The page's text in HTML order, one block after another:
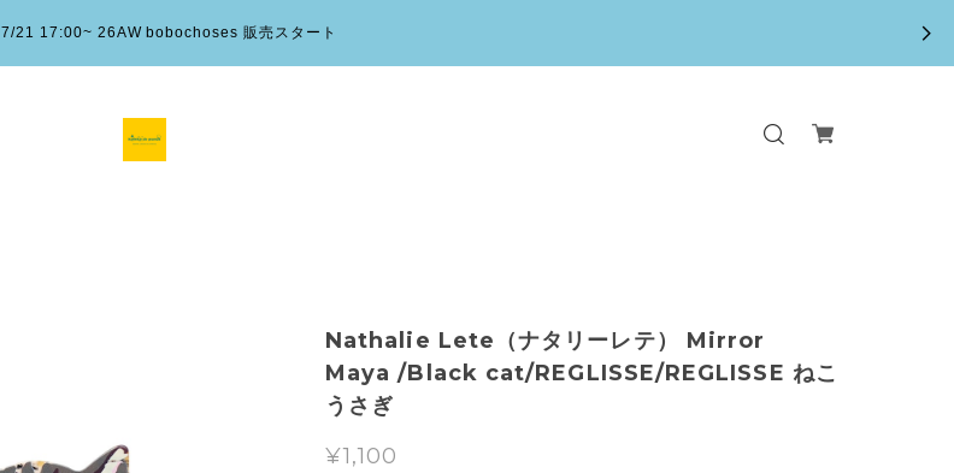
7/21 17:00~ 26AW bobochoses 販売スタート
Nathalie Lete（ナタリーレテ） Mirror
Maya /Black cat/REGLISSE/REGLISSE ねこ
うさぎ
¥1,100